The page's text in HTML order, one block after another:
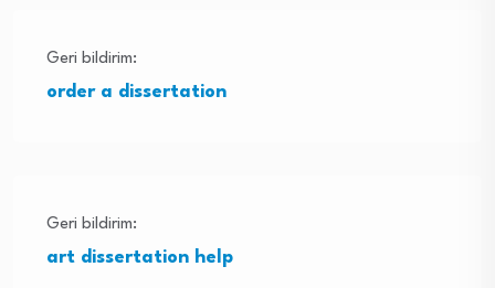
Geri bildirim:
order a dissertation
Geri bildirim:
art dissertation help